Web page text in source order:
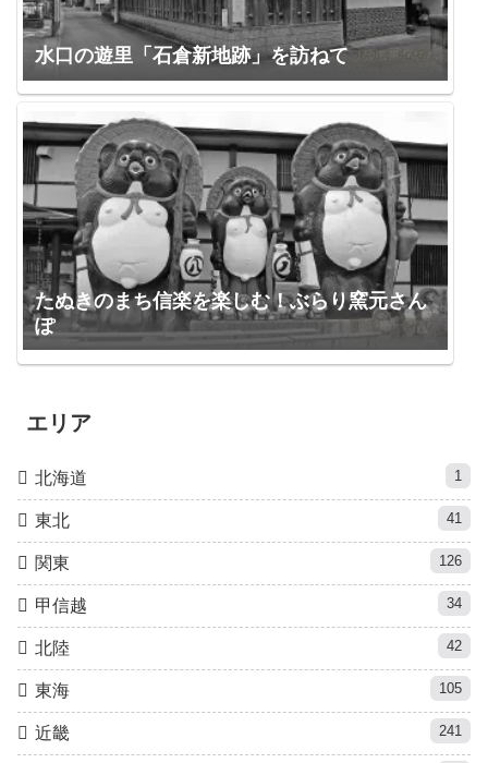
水口の遊里「石倉新地跡」を訪ねて
たぬきのまち信楽を楽しむ！ぶらり窯元さん
ぽ
エリア
北海道 1
東北 41
関東 126
甲信越 34
北陸 42
東海 105
近畿 241